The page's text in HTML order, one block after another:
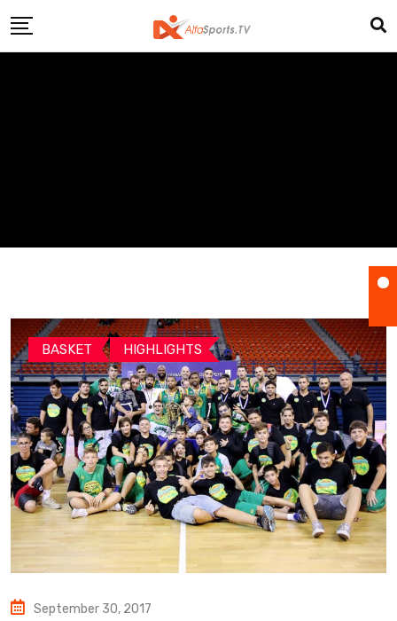
to
BASKET HIGHLIGHTS
September 30, 2017